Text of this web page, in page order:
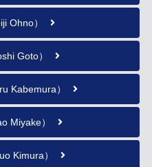
Ohno）
Goto）
Kabemura）
Miyake）
Kimura）